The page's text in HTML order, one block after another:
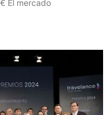
El mercado